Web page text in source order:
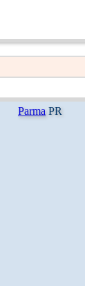
ParmaPR